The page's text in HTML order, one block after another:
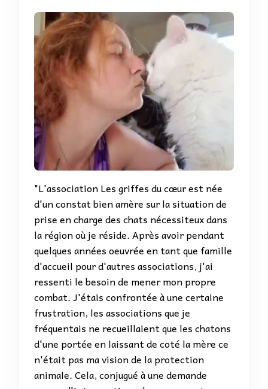
"L'association Les griffes du cœur est née
d'un constat bien amère sur la situation de
prise en charge des chats nécessiteux dans
la région où je réside. Après avoir pendant
quelques années oeuvrée en tant que famille
d'accueil pour d'autres associations, j'ai
ressenti le besoin de mener mon propre
combat. J'étais confrontée à une certaine
frustration, les associations que je
fréquentais ne recueillaient que les chatons
d'une portée en laissant de coté la mère ce
n'était pas ma vision de la protection
animale. Cela, conjugué à une demande